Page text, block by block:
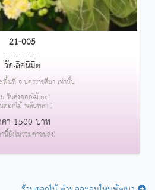
21-005
....................
วัดเลิศนิมิต
พื้นที่ จ.นครราชสีมา เท่านั้น
รับส่งดอกไม้.net
ดอกไม้ พลับพลา )
คา 1500 บาท
นี้ยังไม่รวมค่าขนส่ง)